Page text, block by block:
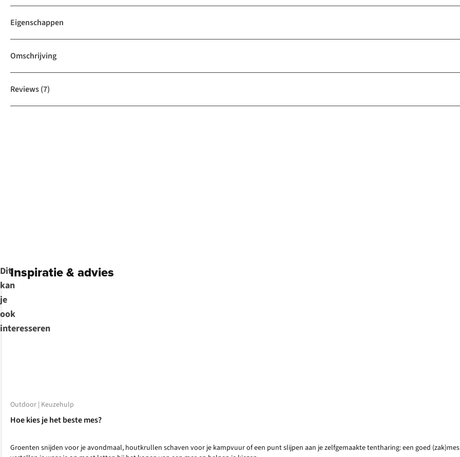
Eigenschappen
Omschrijving
Reviews(7)
Dit
kan
je
ook
interesseren
Inspiratie & advies
Outdoor | Keuzehulp
Hoe kies je het beste mes?
Groenten snijden voor je avondmaal, houtkrullen schaven voor je kampvuur of een punt slijpen aan je zelfgemaakte tentharing: een goed (zak)mes